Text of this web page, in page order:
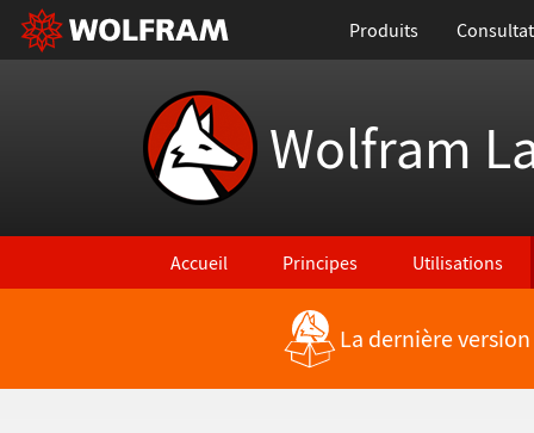
Produits
Wolfram
Accueil Principes Utilisations
Retour vers les nouvelles fonctionnalités
La dernière